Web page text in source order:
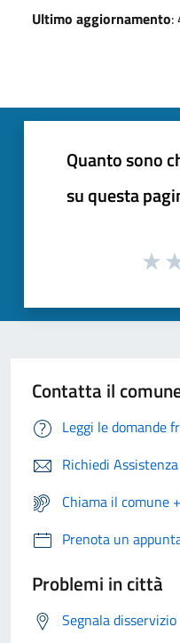
Ultimo aggiornamento:
Quanto sono
su questa
Contatta il
Leggi le domande
Richiedi Assistenza
Chiama il comune
Prenota un
Problemi in città
Segnala disservizio